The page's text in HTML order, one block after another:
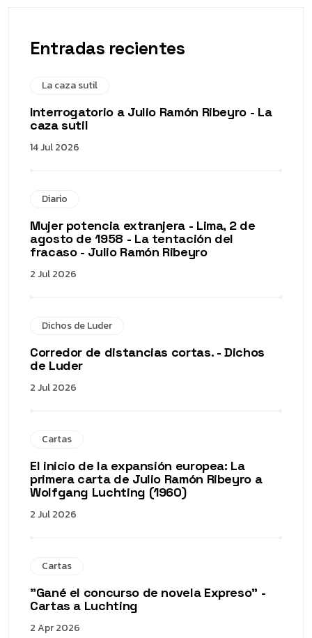
Entradas recientes
La caza sutil
Interrogatorio a Julio Ramón Ribeyro - La
caza sutil
14 Jul 2026
Diario
Mujer potencia extranjera - Lima, 2 de
agosto de 1958 - La tentación del
fracaso - Julio Ramón Ribeyro
2 Jul 2026
Dichos de Luder
Corredor de distancias cortas. - Dichos
de Luder
2 Jul 2026
Cartas
El inicio de la expansión europea: La
primera carta de Julio Ramón Ribeyro a
Wolfgang Luchting (1960)
2 Jul 2026
Cartas
"Gané el concurso de novela Expreso" -
Cartas a Luchting
2 Apr 2026